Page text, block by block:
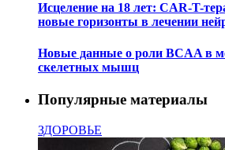
Исцеление на 18 лет: CAR-T-
новые горизонты в лечении
Новые данные о роли BCAA в
скелетных мышц
Популярные материалы
ЗДОРОВЬЕ